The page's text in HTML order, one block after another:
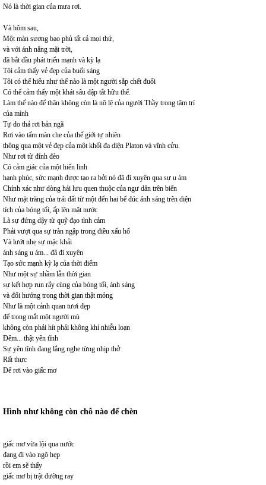
Nó là thời gian của mưa rơi.
Và hôm sau,
Một màn sương bao phủ tất cả mọi thứ,
và với ánh nắng mặt trời,
đã bắt đầu phát triển mạnh và kỳ lạ
Tôi cảm thấy vẻ đẹp của buổi sáng
Tôi có thể hiểu như thế nào là một người sắp chết đuối
Có thể cảm thấy một khát sâu dập tắt hữu thể.
Làm thế nào để thân không còn là nô lệ của người Thầy trong tâm trí
của mình
Tự do thả rơi bản ngã
Rơi vào tấm màn che của thế giới tự nhiên
thông qua một vẻ đẹp của một khối đa diện Platon và vĩnh cửu.
Như rơi từ đỉnh đèo
Có cảm giác của một hiển linh
hạnh phúc, sức mạnh được tạo ra bởi nó đã đi xuyên qua sự u ám
Chính xác như dòng hải lưu quen thuộc của ngư dân trên biển
Như mặt trăng của trái đất từ một đến hai bể đúc ánh sáng trên diện
tích của bóng tối, ấp lên mặt nước
Là sự đứng dậy từ quỹ đạo tình cảm
Phải vượt qua sự tràn ngập trong điều xấu hổ
Và lướt nhẹ sự mặc khải
ánh sáng u ám... đã đi xuyên
Tạo sức mạnh kỳ lạ của thời điểm
Như một sự nhầm lẫn thời gian
sự kết hợp run rẩy cùng của bóng tối, ánh sáng
và đổi hướng trong thời gian thật mỏng
Như là một cảnh quan tươi đẹp
để trong mắt một người mù
không còn phải hít phải không khí nhiễu loạn
Đêm... thật yên tĩnh
Sự yên tĩnh đang lắng nghe từng nhịp thở
Rất thực
Để rơi vào giấc mơ
Hình như không còn chỗ nào để chèn
giấc mơ vừa lội qua nước
đang đi vào ngõ hẹp
rồi em sẽ thấy
giấc mơ bị trật đường ray